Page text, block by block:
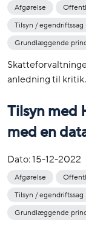
Afgørelse
Tilsyn / egendriftssag
Grundlæggende
anledning til kritik.
Tilsyn med
med en
Dato:15-12-2022
Afgørelse
Tilsyn / egendriftssag
Grundlæggende